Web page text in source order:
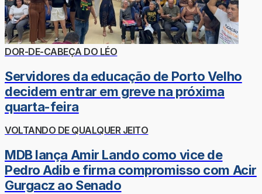
DOR-DE-CABEÇA DO LÉO
Servidores da educação de Porto Velho
decidem entrar em greve na próxima
quarta-feira
VOLTANDO DE QUALQUER JEITO
MDB lança Amir Lando como vice de
Pedro Adib e firma compromisso com Acir
Gurgacz ao Senado